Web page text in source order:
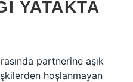
YATAKTA
partnerine aşık
hoşlanmayan